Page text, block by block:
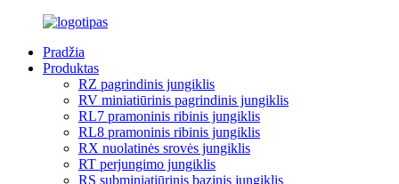
Pradžia
Produktas
RZ pagrindinis jungiklis
RV miniatiūrinis pagrindinis jungiklis
RL7 pramoninis ribinis jungiklis
RL8 pramoninis ribinis jungiklis
RX nuolatinės srovės jungiklis
RT perjungimo jungiklis
RS subminiatiūrinis bazinis jungiklis